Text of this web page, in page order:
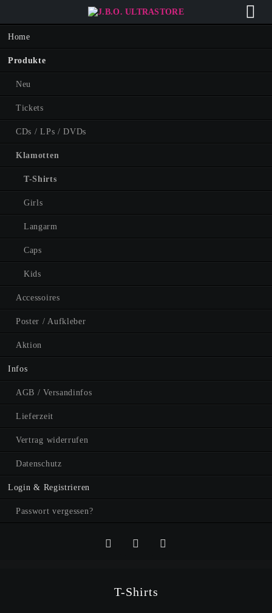
Home
Produkte
Neu
Tickets
CDs / LPs / DVDs
Klamotten
T-Shirts
Girls
Langarm
Caps
Kids
Accessoires
Poster / Aufkleber
Aktion
Infos
AGB / Versandinfos
Lieferzeit
Vertrag widerrufen
Datenschutz
Login & Registrieren
Passwort vergessen?
FacebookYouTube
T-Shirts